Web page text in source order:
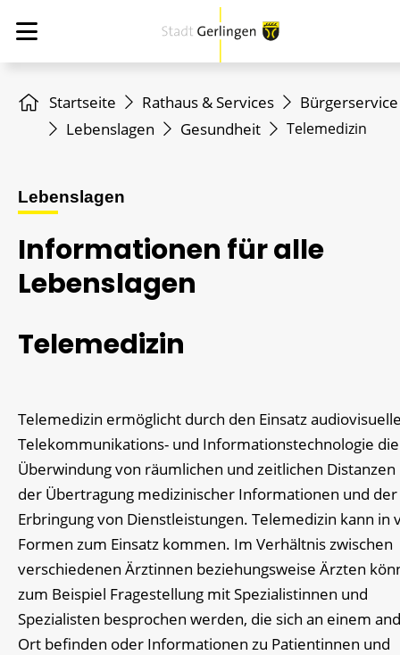
Startseite Rathaus & Services
Bürgerservice
Lebenslagen
Gesundheit Telemedizin
Lebenslagen
Informationen für alle
Lebenslagen
Telemedizin
Telemedizin ermöglicht durch den Einsatz
Telekommunikations- und Informationstechnologie die
Überwindung von räumlichen und zeitlichen Distanzen
der Übertragung medizinischer Informationen und der
Erbringung von Dienstleistungen. Telemedizin kann in
Formen zum Einsatz kommen. Im Verhältnis zwischen
verschiedenen Ärztinnen beziehungsweise Ärzten
zum Beispiel Fragestellung mit Spezialistinnen und
Spezialisten besprochen werden, die sich an einem
Ort befinden oder Informationen zu Patientinnen und